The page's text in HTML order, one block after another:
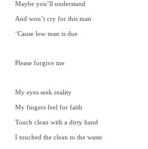
Maybe you’ll understand
And won’t cry for this man
‘Cause low man is due
Please forgive me
My eyes seek reality
My fingers feel for faith
Touch clean with a dirty hand
I touched the clean to the waste